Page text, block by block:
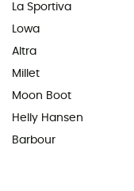
La Sportiva
Lowa
Altra
Millet
Moon Boot
Helly Hansen
Barbour